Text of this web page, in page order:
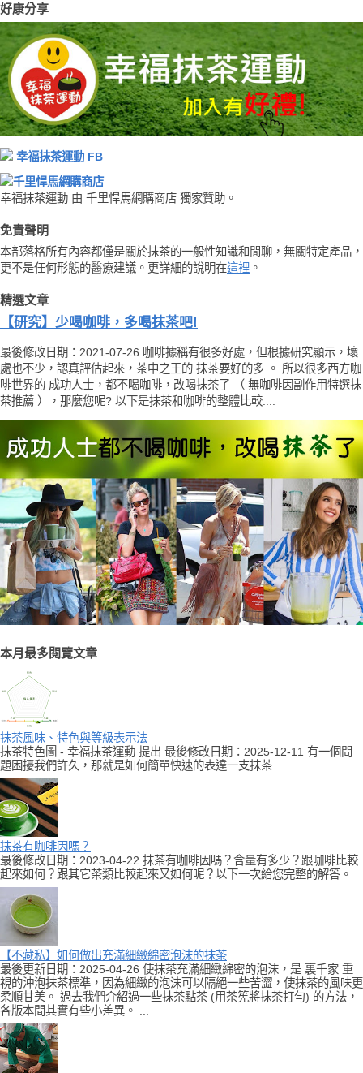
好康分享
幸福抹茶運動 FB
千里悍馬網購商店
幸福抹茶運動 由 千里悍馬網購商店 獨家贊助。
免責聲明
本部落格所有內容都僅是關於抹茶的一般性知識和閒聊，無關特定產品，
更不是任何形態的醫療建議。更詳細的說明在這裡 。
精選文章
【研究】少喝咖啡，多喝抹茶吧!
最後修改日期：2021-07-26 咖啡據稱有很多好處，但根據研究顯示，壞
處也不少，認真評估起來，茶中之王的 抹茶要好的多 。 所以很多西方咖
啡世界的 成功人士，都不喝咖啡，改喝抹茶了 （ 無咖啡因副作用特選抹
茶推薦 ），那麼您呢? 以下是抹茶和咖啡的整體比較....
本月最多閱覽文章
抹茶風味、特色與等級表示法
抹茶特色圖 - 幸福抹茶運動 提出 最後修改日期：2025-12-11 有一個問
題困擾我們許久，那就是如何簡單快速的表達一支抹茶...
抹茶有咖啡因嗎？
最後修改日期：2023-04-22 抹茶有咖啡因嗎？含量有多少？跟咖啡比較
起來如何？跟其它茶類比較起來又如何呢？以下一次給您完整的解答。
【不藏私】如何做出充滿細緻綿密泡沫的抹茶
最後更新日期：2025-04-26 使抹茶充滿細緻綿密的泡沫，是 裏千家 重
視的沖泡抹茶標準，因為細緻的泡沫可以隔絕一些苦澀，使抹茶的風味更
柔順甘美。 過去我們介紹過一些抹茶點茶 (用茶筅將抹茶打勻) 的方法，
各版本間其實有些小差異。 ...